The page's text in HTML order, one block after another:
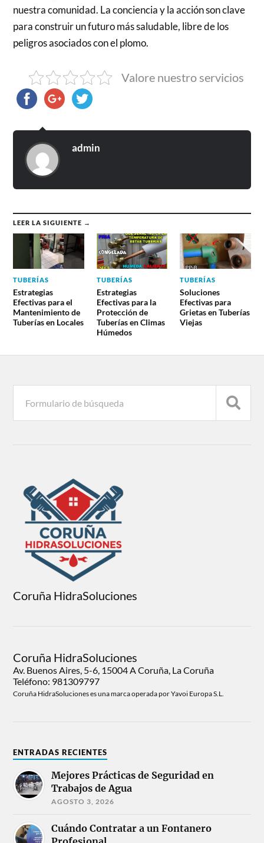
nuestra comunidad. La conciencia y la acción son clave
para construir un futuro más saludable, libre de los
peligros asociados con el plomo.
Valore nuestro servicios
admin
LEER LA SIGUIENTE →
TUBERÍAS
Estrategias
Efectivas para el
Mantenimiento de
Tuberías en Locales
TUBERÍAS
Estrategias
Efectivas para la
Protección de
Tuberías en Climas
Húmedos
TUBERÍAS
Soluciones
Efectivas para
Grietas en Tuberías
Viejas
Coruña HidraSoluciones
Coruña HidraSoluciones
Av. Buenos Aires, 5-6, 15004 A Coruña, La Coruña
Teléfono: 981309797
Coruña HidraSoluciones es una marca operada por Yavoi Europa S.L.
ENTRADAS RECIENTES
Mejores Prácticas de Seguridad en
Trabajos de Agua
AGOSTO 3, 2026
Cuándo Contratar a un Fontanero